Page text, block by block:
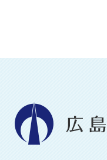
広
島
県